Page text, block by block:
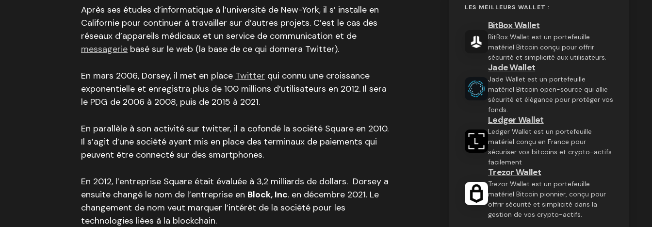
Après ses études d’informatique à l’université de New-York, il s’ installe en
Californie pour continuer à travailler sur d’autres projets. C’est le cas des
réseaux d’appareils médicaux et un service de communication et de
messagerie basé sur le web (la base de ce qui donnera Twitter).
En mars 2006, Dorsey, il met en place Twitter qui connu une croissance
exponentielle et enregistra plus de 100 millions d’utilisateurs en 2012. Il sera
le PDG de 2006 à 2008, puis de 2015 à 2021.
En parallèle à son activité sur twitter, il a cofondé la société Square en 2010.
Il s’agit d’une société ayant mis en place des terminaux de paiements qui
peuvent être connecté sur des smartphones.
En 2012, l’entreprise Square était évaluée à 3,2 milliards de dollars. Dorsey a
ensuite changé le nom de l’entreprise en Block, Inc. en décembre 2021. Le
changement de nom veut marquer l’intérêt de la société pour les
technologies liées à la blockchain.
LES MEILLEURS WALLET :
BitBox Wallet
BitBox Wallet est un portefeuille
matériel Bitcoin conçu pour offrir
sécurité et simplicité aux utilisateurs.
Jade Wallet
Jade Wallet est un portefeuille
matériel Bitcoin open-source qui allie
sécurité et élégance pour protéger vos
fonds.
Ledger Wallet
Ledger Wallet est un portefeuille
matériel conçu en France pour
sécuriser vos bitcoins et crypto-actifs
facilement
Trezor Wallet
Trezor Wallet est un portefeuille
matériel Bitcoin pionnier, conçu pour
offrir sécurité et simplicité dans la
gestion de vos crypto-actifs.